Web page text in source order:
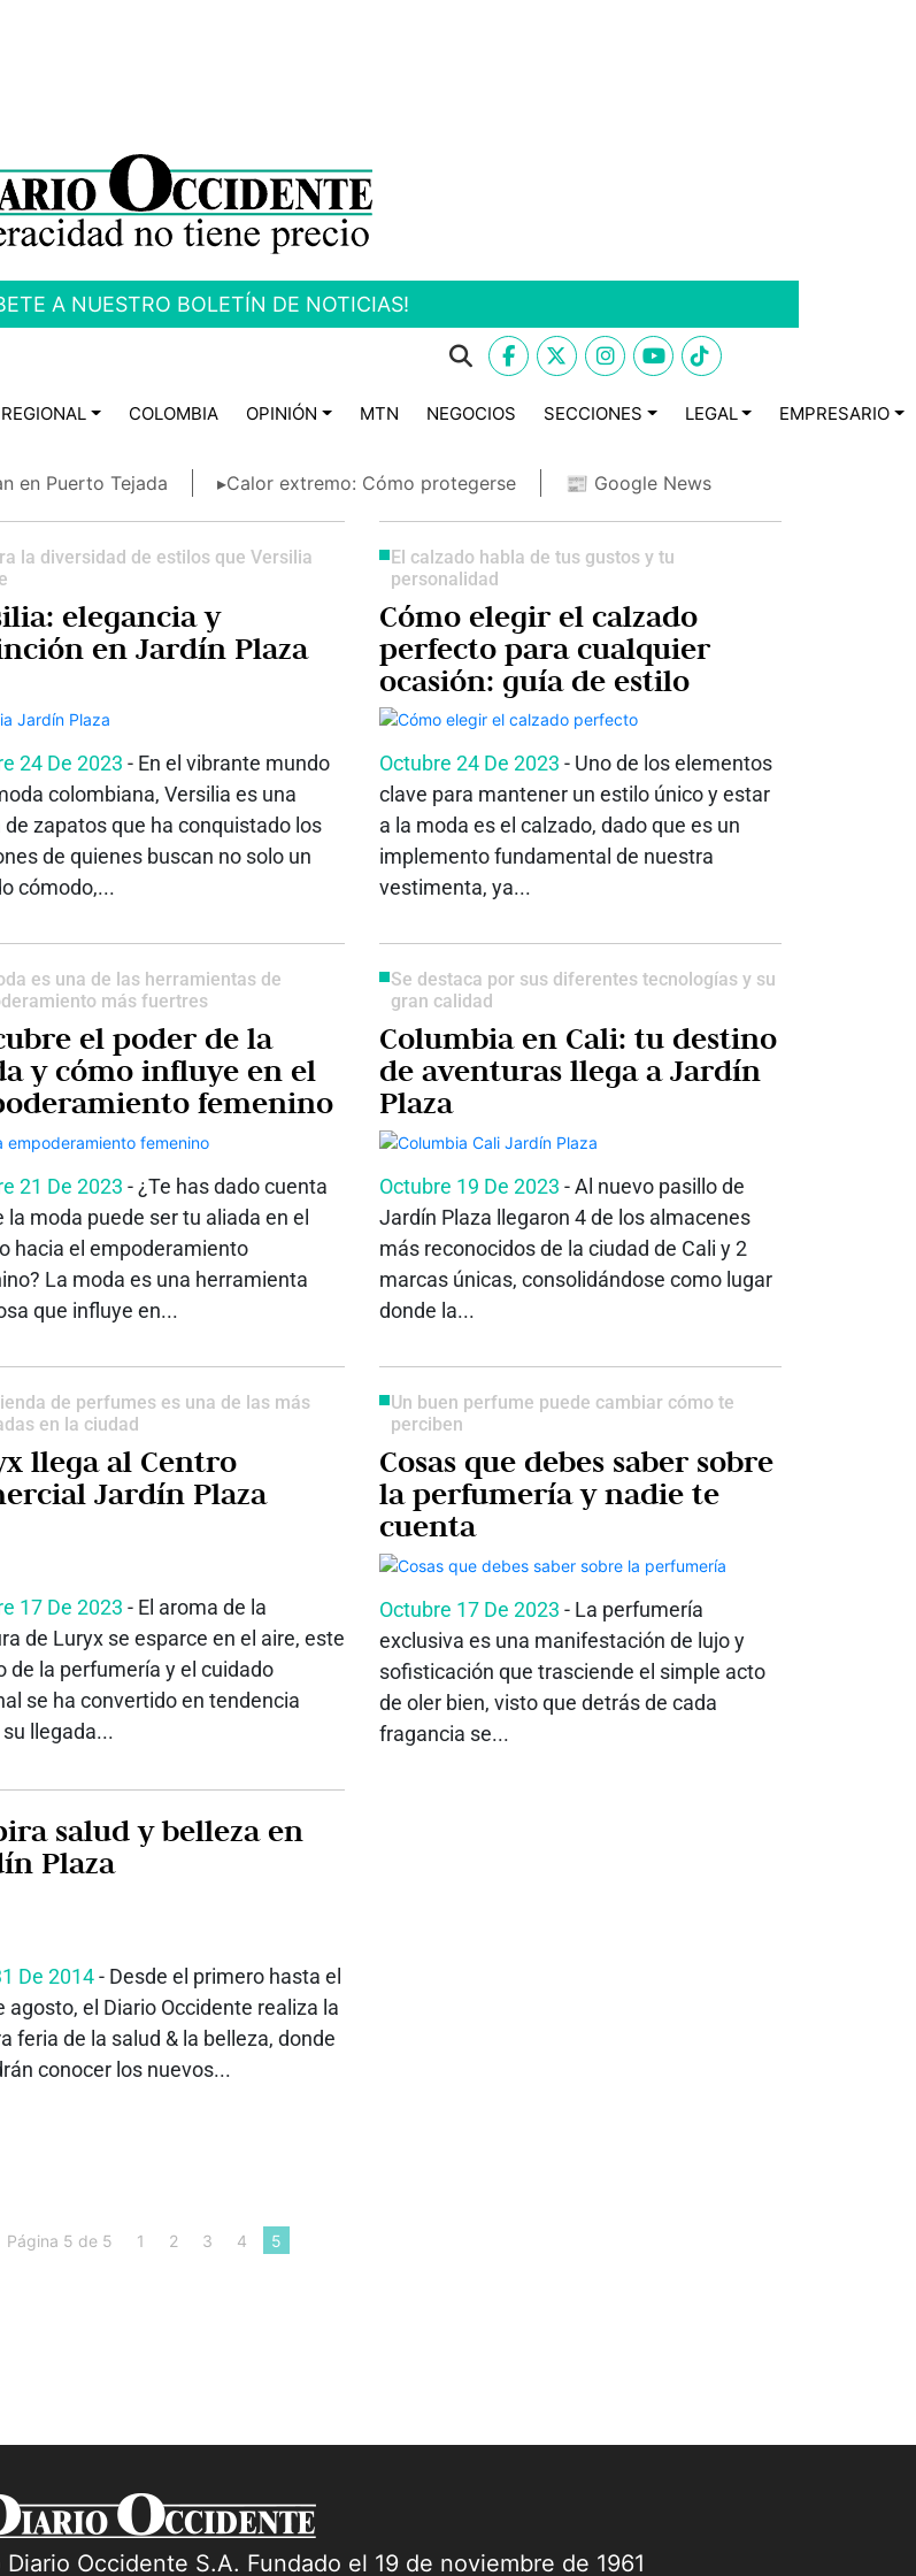
A NUESTRO BOLETÍN DE NOTICIAS!
REGIONAL COLOMBIA OPINIÓN MTN NEGOCIOS SECCIONES LEGAL EMPRESARIO
en Puerto Tejada ▸Calor extremo: Cómo protegerse 📰 Google News
la diversidad de estilos que Versilia
elegancia y
en Jardín Plaza
24 De 2023 - En el vibrante mundo
colombiana, Versilia es una
de zapatos que ha conquistado los
de quienes buscan no solo un
cómodo,...
El calzado habla de tus gustos y tu
personalidad
Cómo elegir el calzado
perfecto para cualquier
ocasión: guía de estilo
Octubre 24 De 2023 - Uno de los elementos
clave para mantener un estilo único y estar
a la moda es el calzado, dado que es un
implemento fundamental de nuestra
vestimenta, ya...
es una de las herramientas de
más fuertres
el poder de la
y cómo influye en el
femenino
21 De 2023 - ¿Te has dado cuenta
la moda puede ser tu aliada en el
hacia el empoderamiento
La moda es una herramienta
que influye en...
Se destaca por sus diferentes tecnologías y su
gran calidad
Columbia en Cali: tu destino
de aventuras llega a Jardín
Plaza
Octubre 19 De 2023 - Al nuevo pasillo de
Jardín Plaza llegaron 4 de los almacenes
más reconocidos de la ciudad de Cali y 2
marcas únicas, consolidándose como lugar
donde la...
de perfumes es una de las más
en la ciudad
llega al Centro
Jardín Plaza
17 De 2023 - El aroma de la
de Luryx se esparce en el aire, este
de la perfumería y el cuidado
se ha convertido en tendencia
llegada...
Un buen perfume puede cambiar cómo te
perciben
Cosas que debes saber sobre
la perfumería y nadie te
cuenta
Octubre 17 De 2023 - La perfumería
exclusiva es una manifestación de lujo y
sofisticación que trasciende el simple acto
de oler bien, visto que detrás de cada
fragancia se...
y belleza en
Plaza
De 2014- Desde el primero hasta el
agosto, el Diario Occidente realiza la
feria de la salud & la belleza, donde
conocer los nuevos...
Página 5 de 5 1 2 3 4 5
Occidente S.A. Fundado el 19 de noviembre de 1961